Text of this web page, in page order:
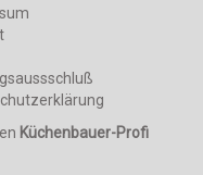
Küchenbauer-Profi